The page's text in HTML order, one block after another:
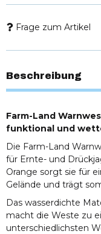
Frage zum Artikel
Beschreibung
Farm-Land
funktional und
Die Farm-Land
für Ernte- und
Orange sorgt sie für
Gelände und trägt
Das wasserdichte
macht die Weste zu
unterschiedlichsten